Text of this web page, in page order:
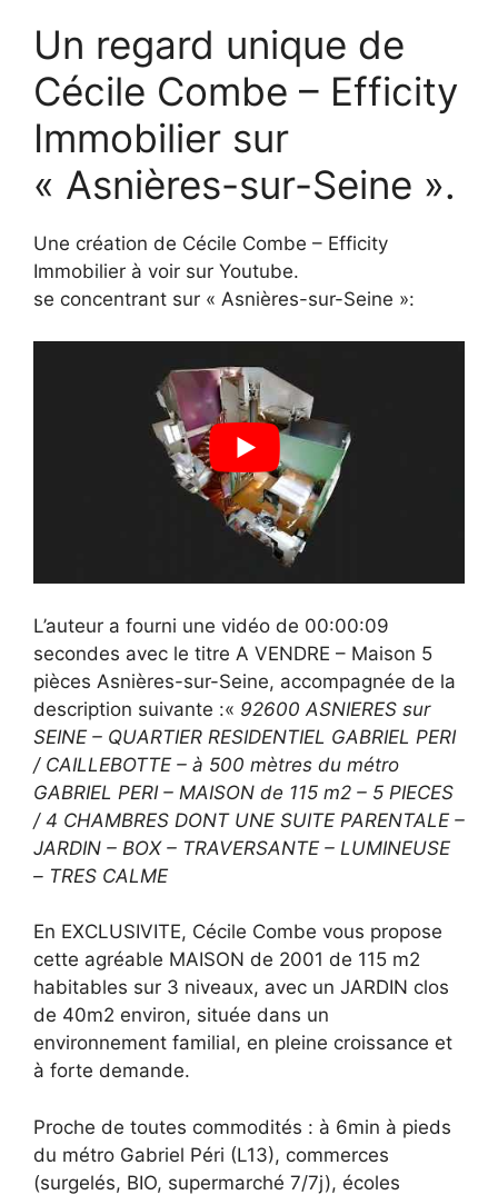
Un regard unique de
Cécile Combe – Efficity
Immobilier sur
« Asnières-sur-Seine ».
Une création de Cécile Combe – Efficity
Immobilier à voir sur Youtube.
se concentrant sur « Asnières-sur-Seine »:
L’auteur a fourni une vidéo de 00:00:09
secondes avec le titre A VENDRE – Maison 5
pièces Asnières-sur-Seine, accompagnée de la
description suivante :« 92600 ASNIERES sur
SEINE – QUARTIER RESIDENTIEL GABRIEL PERI
/ CAILLEBOTTE – à 500 mètres du métro
GABRIEL PERI – MAISON de 115 m2 – 5 PIECES
/ 4 CHAMBRES DONT UNE SUITE PARENTALE –
JARDIN – BOX – TRAVERSANTE – LUMINEUSE
– TRES CALME
En EXCLUSIVITE, Cécile Combe vous propose
cette agréable MAISON de 2001 de 115 m2
habitables sur 3 niveaux, avec un JARDIN clos
de 40m2 environ, située dans un
environnement familial, en pleine croissance et
à forte demande.
Proche de toutes commodités : à 6min à pieds
du métro Gabriel Péri (L13), commerces
(surgelés, BIO, supermarché 7/7j), écoles